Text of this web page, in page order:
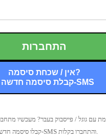
התחברות
אין / שכחת סיסמה?
קבלת סיסמה חדשה ב-SMS
קבלו סיסמה חדשה ב-SMS והתחברו בקלות.